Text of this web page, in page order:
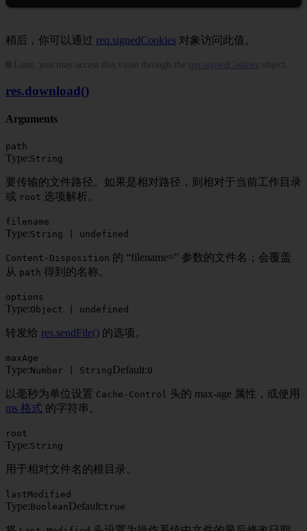
稍后，你可以通过 req.signedCookies 对象访问此值。
🌐 Later, you may access this value through the req.signedCookies object.
res.download()
Arguments
path
Type:String
要传输的文件路径。如果是相对路径，则相对于当前工作目录
或 root 选项解析。
filename
Type:String | undefined
Content-Disposition 的 “filename=” 参数的文件名；会覆盖
从 path 得到的名称。
options
Type:Object | undefined
转发给 res.sendFile() 的选项。
maxAge
Type:Number | StringDefault:0
以毫秒为单位设置 Cache-Control 头的 max-age 属性，或使用
ms 格式 的字符串。
root
Type:String
用于相对文件名的根目录。
lastModified
Type:BooleanDefault:true